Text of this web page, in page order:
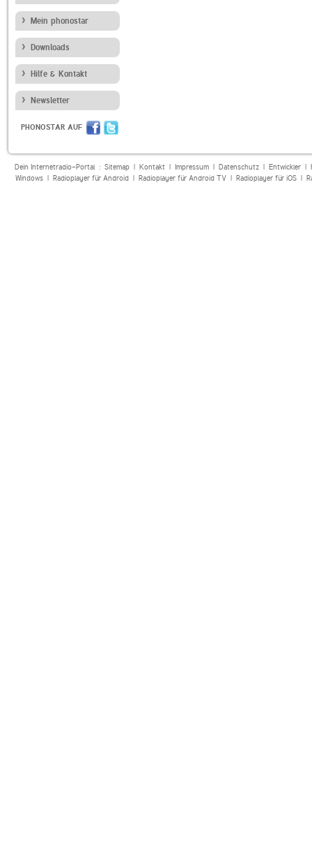
Mein phonostar
Downloads
Hilfe & Kontakt
Newsletter
PHONOSTAR AUF
Dein Internetradio-Portal : Sitemap| Kontakt| Impressum| Datenschutz| Entwickler|
Windows| Radioplayer für Android| Radioplayer für Android TV| Radioplayer für iOS|